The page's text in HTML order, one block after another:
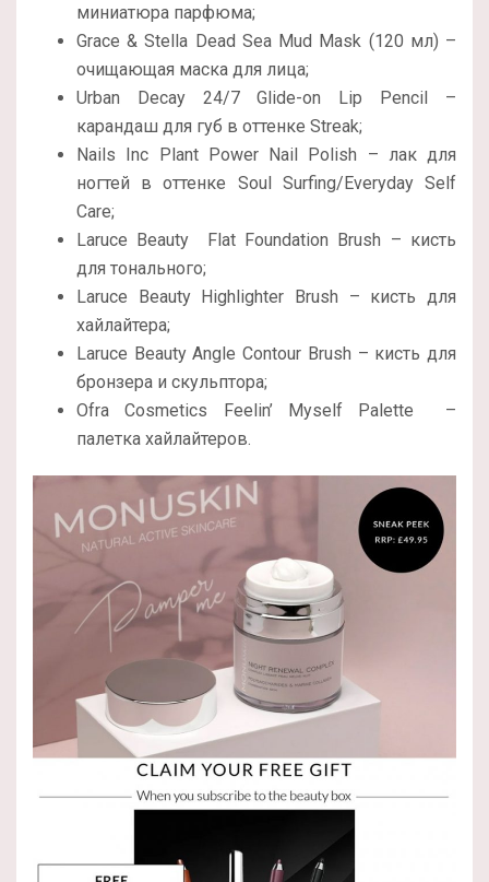
миниатюра парфюма;
Grace & Stella Dead Sea Mud Mask (120 мл) –
очищающая маска для лица;
Urban Decay 24/7 Glide-on Lip Pencil –
карандаш для губ в оттенке Streak;
Nails Inc Plant Power Nail Polish – лак для
ногтей в оттенке Soul Surfing/Everyday Self
Care;
Laruce Beauty Flat Foundation Brush – кисть
для тонального;
Laruce Beauty Highlighter Brush – кисть для
хайлайтера;
Laruce Beauty Angle Contour Brush – кисть для
бронзера и скульптора;
Ofra Cosmetics Feelin’ Myself Palette –
палетка хайлайтеров.